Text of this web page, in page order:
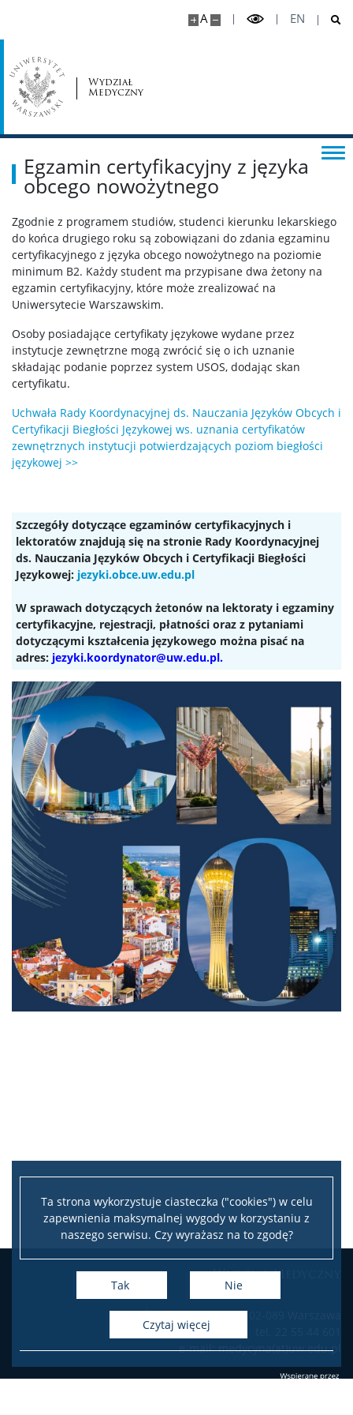
Ta strona wykorzystuje ciasteczka ("cookies") w celu
zapewnienia maksymalnej wygody w korzystaniu z
naszego serwisu. Czy wyrażasz na to zgodę?
Tak Nie
czytaj więcej
A EN
Wydział
Medyczny
Program studiów – Biological Therapeutics/Leki
biologiczne
Zarządzenie w/s utworzenia kierunku
Uchwała w/s programu studiów
Opłaty/ Tuition fees
Biogramy – Biographies of scientists
Studia
Program studiów – kierunek lekarski
Studia rozpoczynające się w r.a. 2023/2024
Studia rozpoczynające się od r.a. 2025/2026
ZIP2.0 (aktualny program)
Inne wymagania
Jakość kształcenia
Dyżury
Legia Akademicka
Wymiany studenckie
Program MOST
Biblioteka Medyczna
Student
I rok
II rok
III rok
Plan zajęć na sem. zimowy 2025/2026
Egzamin certyfikacyjny z języka
obcego nowożytnego
Zgodnie z programem studiów, studenci kierunku lekarskiego
do końca drugiego roku są zobowiązani do zdania egzaminu
certyfikacyjnego z języka obcego nowożytnego na poziomie
minimum B2. Każdy student ma przypisane dwa żetony na
egzamin certyfikacyjny, które może zrealizować na
Uniwersytecie Warszawskim.
Osoby posiadające certyfikaty językowe wydane przez
instytucje zewnętrzne mogą zwrócić się o ich uznanie
składając podanie poprzez system USOS, dodając skan
certyfikatu.
Uchwała Rady Koordynacyjnej ds. Nauczania Języków Obcych i
Certyfikacji Biegłości Językowej ws. uznania certyfikatów
zewnętrznych instytucji potwierdzających poziom biegłości
językowej >>
Szczegóły dotyczące egzaminów certyfikacyjnych i
lektoratów znajdują się na stronie Rady Koordynacyjnej
ds. Nauczania Języków Obcych i Certyfikacji Biegłości
Językowej: jezyki.obce.uw.edu.pl
W sprawach dotyczących żetonów na lektoraty i egzaminy
certyfikacyjne, rejestracji, płatności oraz z pytaniami
dotyczącymi kształcenia językowego można pisać na
adres: jezyki.koordynator@uw.edu.pl.
Leaflet|©OpenStreetMapcontributors
Wydział Medyczny
ul. Żwirki i Wigury 101, 02-089 Warszawa
e-mail: medycyna(at)uw.edu.pl